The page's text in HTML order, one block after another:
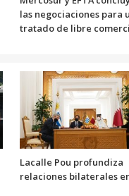
las negociaciones para
tratado de libre
Lacalle Pou profundiza
relaciones bilaterales